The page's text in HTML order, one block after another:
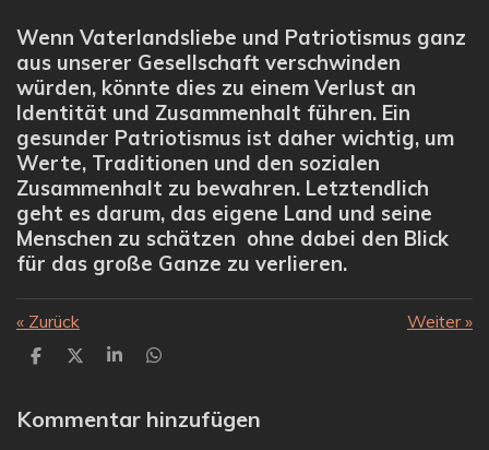
Wenn Vaterlandsliebe und Patriotismus ganz
aus unserer Gesellschaft verschwinden
würden, könnte dies zu einem Verlust an
Identität und Zusammenhalt führen. Ein
gesunder Patriotismus ist daher wichtig, um
Werte, Traditionen und den sozialen
Zusammenhalt zu bewahren. Letztendlich
geht es darum, das eigene Land und seine
Menschen zu schätzen ohne dabei den Blick
für das große Ganze zu verlieren.
« Zurück Weiter»
T
l
e
T
l
e
T
l
e
T
l
e
Kommentar hinzufügen